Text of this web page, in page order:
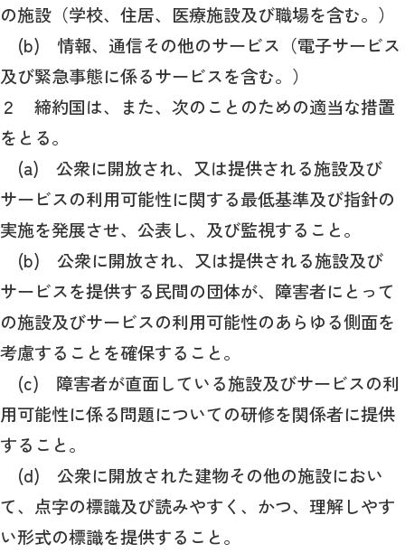
の施設（学校、住居、医療施設及び職場を含む。）
(b) 情報、通信その他のサービス（電子サービス
及び緊急事態に係るサービスを含む。）
２ 締約国は、また、次のことのための適当な措置
をとる。
(a) 公衆に開放され、又は提供される施設及び
サービスの利用可能性に関する最低基準及び指針の
実施を発展させ、公表し、及び監視すること。
(b) 公衆に開放され、又は提供される施設及び
サービスを提供する民間の団体が、障害者にとって
の施設及びサービスの利用可能性のあらゆる側面を
考慮することを確保すること。
(c) 障害者が直面している施設及びサービスの利
用可能性に係る問題についての研修を関係者に提供
すること。
(d) 公衆に開放された建物その他の施設におい
て、点字の標識及び読みやすく、かつ、理解しやす
い形式の標識を提供すること。